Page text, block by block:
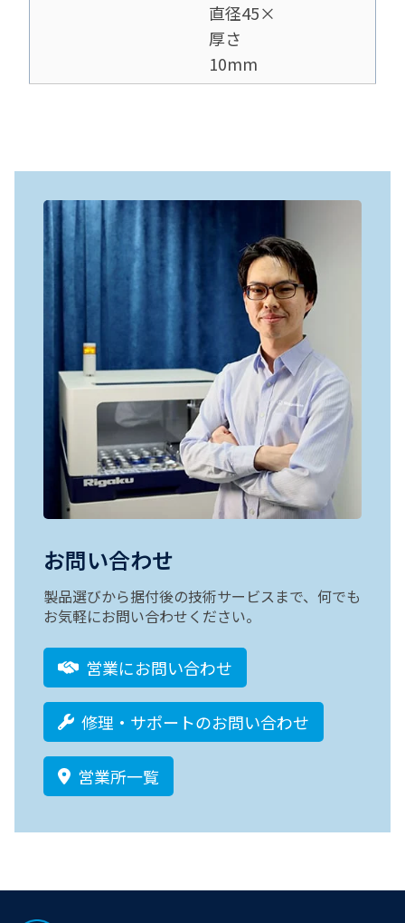
直径45×
厚さ
10mm
お問い合わせ
製品選びから据付後の技術サービスまで、何でも
お気軽にお問い合わせください。
営業にお問い合わせ
修理・サポートのお問い合わせ
営業所一覧
Footer